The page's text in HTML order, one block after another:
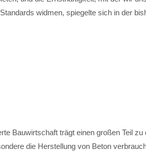
widmen, spiegelte sich in der
Bauwirtschaft trägt einen großen Teil zu
die Herstellung von Beton